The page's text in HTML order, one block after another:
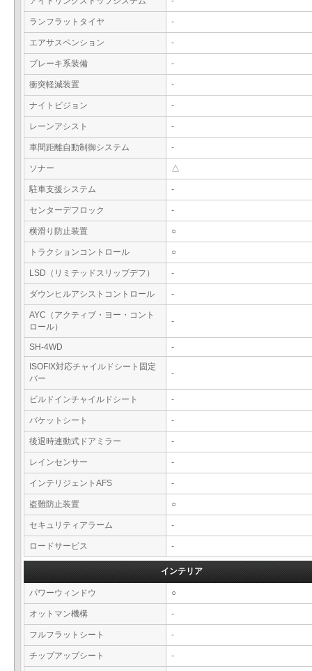
ランフラットタイヤ -
エアサスペンション -
ブレーキ系装備 -
衝突軽減装置 -
ナイトビジョン -
レーンアシスト -
車間距離自動制御システム -
ソナー △
駐車支援システム -
センターデフロック -
横滑り防止装置 ○
トラクションコントロール ○
LSD（リミテッドスリップデフ） -
ダウンヒルアシストコントロール -
AYC（アクティブ・ヨー・コント
ロール）
-
SH-4WD
-
ISOFIX対応チャイルドシート固定
バー
-
ビルドインチャイルドシート -
バケットシート -
後退時連動式ドアミラー -
レインセンサー -
インテリジェントAFS -
盗難防止装置 ○
セキュリティアラーム -
ロードサービス -
インテリア
パワーウィンドウ ○
オットマン機構 -
フルフラットシート -
チップアップシート -